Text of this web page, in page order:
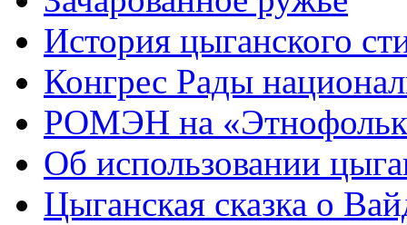
История цыганского
Конгрес Рады
РОМЭН на
Об использовании
Цыганская сказка о